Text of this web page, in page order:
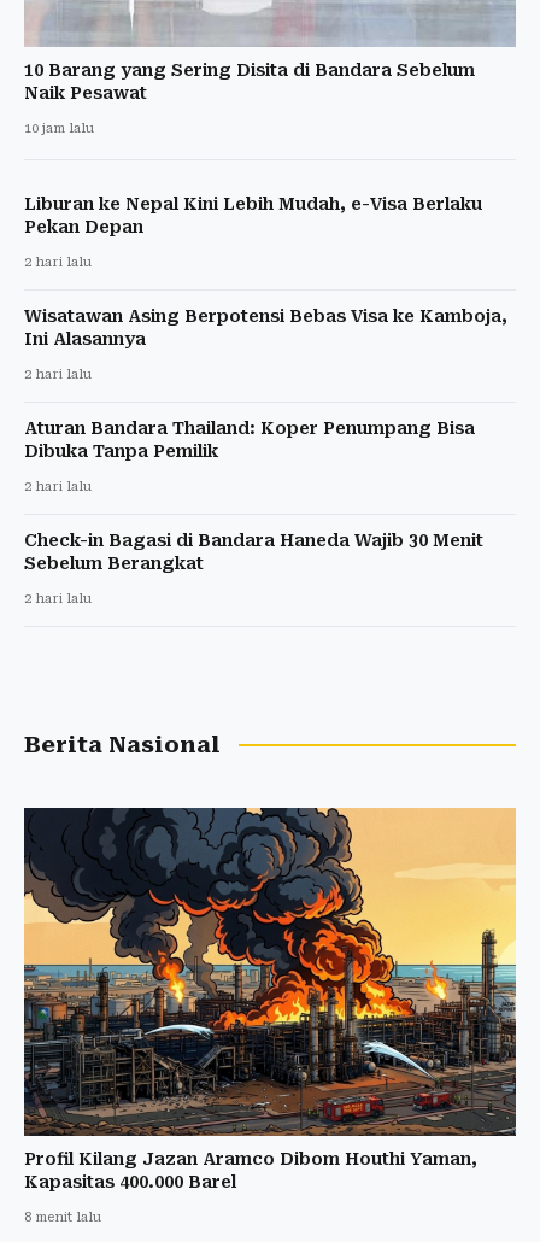
10 Barang yang Sering Disita di Bandara Sebelum
Naik Pesawat
10 jam lalu
Liburan ke Nepal Kini Lebih Mudah, e-Visa Berlaku
Pekan Depan
2 hari lalu
Wisatawan Asing Berpotensi Bebas Visa ke Kamboja,
Ini Alasannya
2 hari lalu
Aturan Bandara Thailand: Koper Penumpang Bisa
Dibuka Tanpa Pemilik
2 hari lalu
Check-in Bagasi di Bandara Haneda Wajib 30 Menit
Sebelum Berangkat
2 hari lalu
Berita Nasional
Profil Kilang Jazan Aramco Dibom Houthi Yaman,
Kapasitas 400.000 Barel
8 menit lalu